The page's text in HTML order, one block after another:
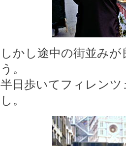
しかし途中の街並み
う。
半日歩いてフィレン
し。